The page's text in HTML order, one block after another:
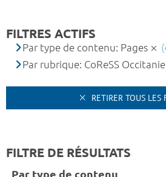
FILTRES ACTIFS
Par type de contenu: Pages
Par rubrique: CoReSS
RETIRER TOUS LES
FILTRE DE RÉSULTATS
Par type de contenu